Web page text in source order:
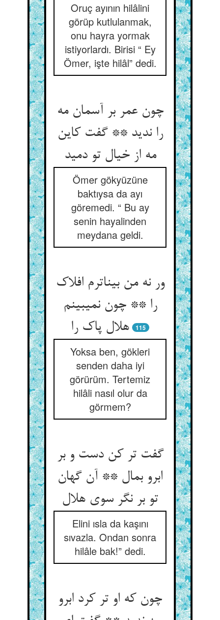
Oruç ayının hilâlini
görüp kutlulanmak,
onu hayra yormak
istiyorlardı. Birisi “ Ey
Ömer, işte hilâl” dedi.
چون عمر بر آسمان مه
را ندید ** گفت کاین
مه از خیال تو دمید
Ömer gökyüzüne
baktıysa da ayı
göremedi. “ Bu ay
senin hayalinden
meydana geldi.
ور نه من بیناترم افلاک
را ** چون نمی‏بینم
هلال پاک را
115
Yoksa ben, gökleri
senden daha iyi
görürüm. Tertemiz
hilâli nasıl olur da
görmem?
گفت تر کن دست و بر
ابرو بمال ** آن گهان
تو بر نگر سوی هلال‏
Elini ısla da kaşını
sıvazla. Ondan sonra
hilâle bak!” dedi.
چون که او تر کرد ابرو